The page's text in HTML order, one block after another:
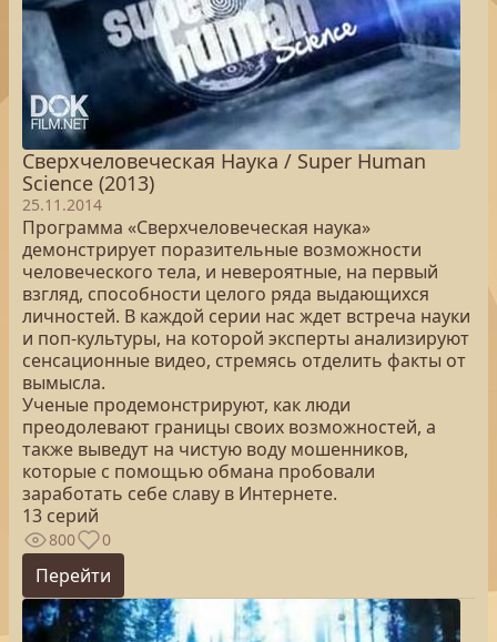
Сверхчеловеческая Наука / Super Human
Science (2013)
25.11.2014
Программа «Сверхчеловеческая наука»
демонстрирует поразительные возможности
человеческого тела, и невероятные, на первый
взгляд, способности целого ряда выдающихся
личностей. В каждой серии нас ждет встреча науки
и поп-культуры, на которой эксперты анализируют
сенсационные видео, стремясь отделить факты от
вымысла.
Ученые продемонстрируют, как люди
преодолевают границы своих возможностей, а
также выведут на чистую воду мошенников,
которые с помощью обмана пробовали
заработать себе славу в Интернете.
13 серий
800 0
Перейти